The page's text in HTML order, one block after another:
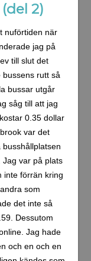
2)
nuförtiden när
jag på
till slut det
rutt så
bussar utgår
såg till att jag
0.35 dollar
var det
Jag var på plats
inte förrän kring
som
det inte så
Dessutom
Jag hade
och en och en